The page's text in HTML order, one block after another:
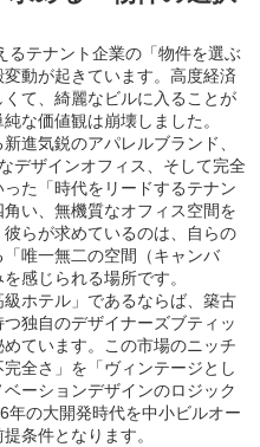
るテナント企業の「物件を選ぶ
動が起きています。高度経済
て、綺麗なビルに入ることが
な価値観は崩壊しました。
進気鋭のアパレルブランド、
デザインオフィス、そして完全
た「時代をリードするテナン
い、無機質なオフィス空間を
らが求めているのは、自らの
唯一無二の空間（キャンバ
感じられる場所です。
ホテル」であるならば、築古
独自のデザイナーズブティッ
ています。この市場のニッチ
全さ」を「ヴィンテージとし
ーションデザインのロジック
年の大開発時代を中小ビルオー
条件となります。